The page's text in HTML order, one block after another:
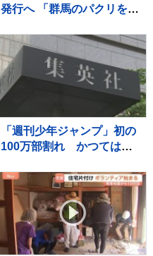
発行へ 「群馬のパクリを狙
の了解も得た」
「週刊少年ジャンプ」初の
100万部割れ かつては漫
を記録 国内雑誌で100万
部超えゼロに